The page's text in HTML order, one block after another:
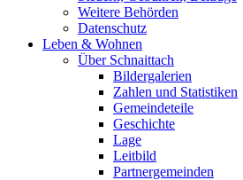
Weitere Behörden
Datenschutz
Leben & Wohnen
Über Schnaittach
Bildergalerien
Zahlen und Statistiken
Gemeindeteile
Geschichte
Lage
Leitbild
Partnergemeinden